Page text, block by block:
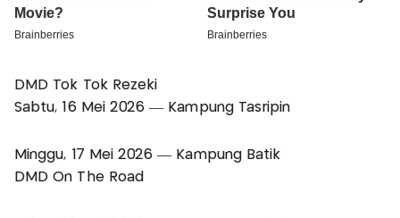
DMD Tok Tok Rezeki
Sabtu, 16 Mei 2026 — Kampung Tasripin
Minggu, 17 Mei 2026 — Kampung Batik
DMD On The Road